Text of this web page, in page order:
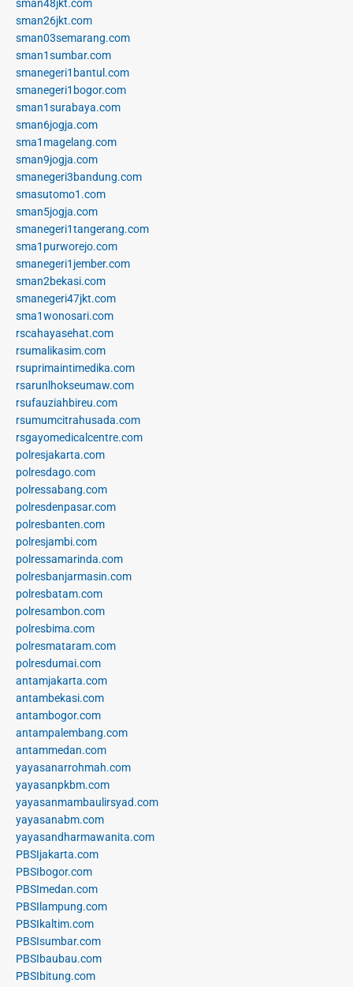
sman48jkt.com
sman26jkt.com
sman03semarang.com
sman1sumbar.com
smanegeri1bantul.com
smanegeri1bogor.com
sman1surabaya.com
sman6jogja.com
sma1magelang.com
sman9jogja.com
smanegeri3bandung.com
smasutomo1.com
sman5jogja.com
smanegeri1tangerang.com
sma1purworejo.com
smanegeri1jember.com
sman2bekasi.com
smanegeri47jkt.com
sma1wonosari.com
rscahayasehat.com
rsumalikasim.com
rsuprimaintimedika.com
rsarunlhokseumaw.com
rsufauziahbireu.com
rsumumcitrahusada.com
rsgayomedicalcentre.com
polresjakarta.com
polresdago.com
polressabang.com
polresdenpasar.com
polresbanten.com
polresjambi.com
polressamarinda.com
polresbanjarmasin.com
polresbatam.com
polresambon.com
polresbima.com
polresmataram.com
polresdumai.com
antamjakarta.com
antambekasi.com
antambogor.com
antampalembang.com
antammedan.com
yayasanarrohmah.com
yayasanpkbm.com
yayasanmambaulirsyad.com
yayasanabm.com
yayasandharmawanita.com
PBSIjakarta.com
PBSIbogor.com
PBSImedan.com
PBSIlampung.com
PBSIkaltim.com
PBSIsumbar.com
PBSIbaubau.com
PBSIbitung.com